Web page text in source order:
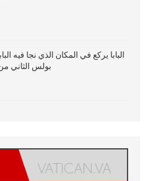
البابا يركع في المكان الذي نجا فيه
بولس الثاني